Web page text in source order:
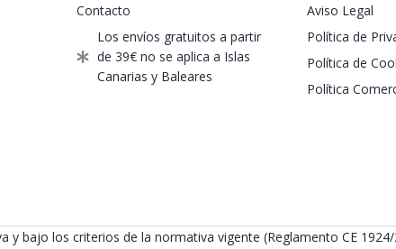
Contacto
Los envíos gratuitos a partir
de 39€ no se aplica a Islas
Canarias y Baleares
Aviso Legal
Política de
Política de
Política
bajo los criterios de la normativa vigente (Reglamento CE